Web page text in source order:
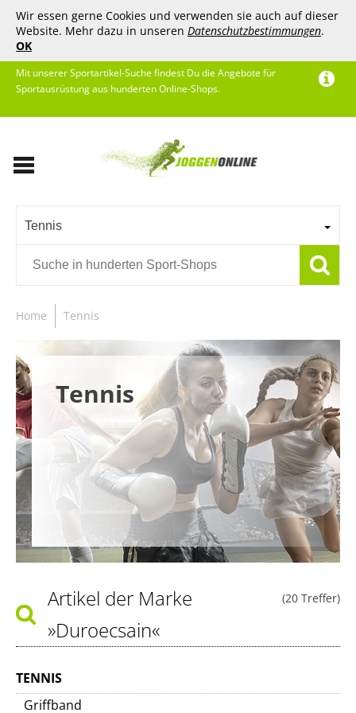
Wir essen gerne Cookies und verwenden sie auch auf dieser
Website. Mehr dazu in unseren Datenschutzbestimmungen.
OK
Mit unserer Sportartikel-Suche findest Du die Angebote für
Sportausrüstung aus hunderten Online-Shops.
Tennis
Home Tennis
Tennis
(20 Treffer)
Artikel der Marke
»Duroecsain«
TENNIS
Griffband